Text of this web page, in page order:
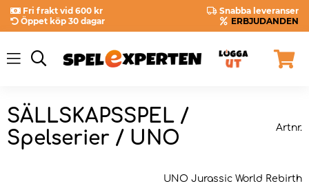
Fri frakt vid 600 kr
Snabba leveranser
Öppet köp 30 dagar
ERBJUDANDEN
SÄLLSKAPSSPEL /
Spelserier / UNO
Artnr.
UNO Jurassic World Rebirth